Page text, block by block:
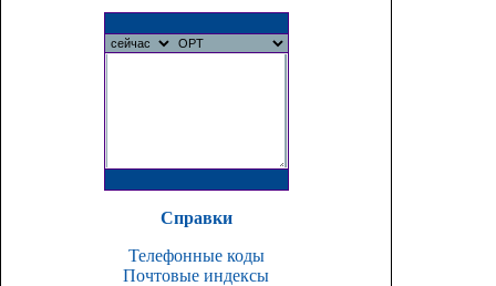
Справки
Телефонные коды
Почтовые индексы